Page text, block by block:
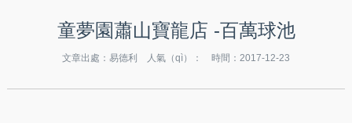
童夢園蕭山寶龍店 -百萬球池
文章出處：易德利 人氣（qì）： 時間：2017-12-23